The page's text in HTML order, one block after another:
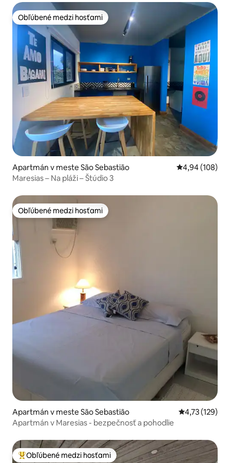
Obľúbené medzi hosťami
Obľúbené medzi hosťami
Apartmán v meste São Sebastião Priemerné
4,94 (108)
Maresias – Na pláži – Štúdio 3
Obľúbené medzi hosťami
Obľúbené medzi hosťami
Apartmán v meste São Sebastião Priemerné
4,73 (129)
Apartmán v Maresias - bezpečnosť a pohodlie
Najobľúbenejšie medzi hosťami
Obľúbené medzi hosťami